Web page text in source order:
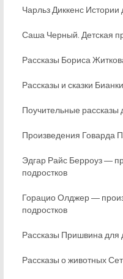
Чарльз Диккенс Истории
Саша Черный. Детская
Рассказы Бориса
Рассказы и сказки
Поучительные рассказы
Произведения Говарда
Эдгар Райс Берроуз ―
подростков
Горацио Олджер ―
подростков
Рассказы Пришвина для
Рассказы о животных